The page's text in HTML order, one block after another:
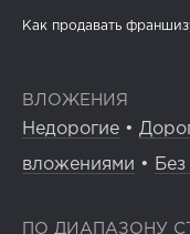
Как продавать
ВЛОЖЕНИЯ
Недорогие •
вложениями •
ПО ДИАПАЗОНУ